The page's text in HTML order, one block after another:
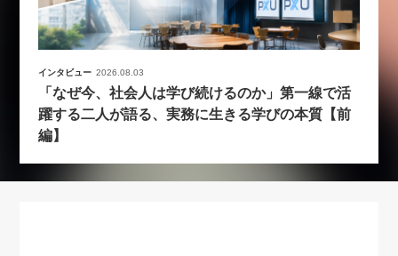
インタビュー 2026.08.03
「なぜ今、社会人は学び続けるのか」第一線で活
躍する二人が語る、実務に生きる学びの本質【前
編】